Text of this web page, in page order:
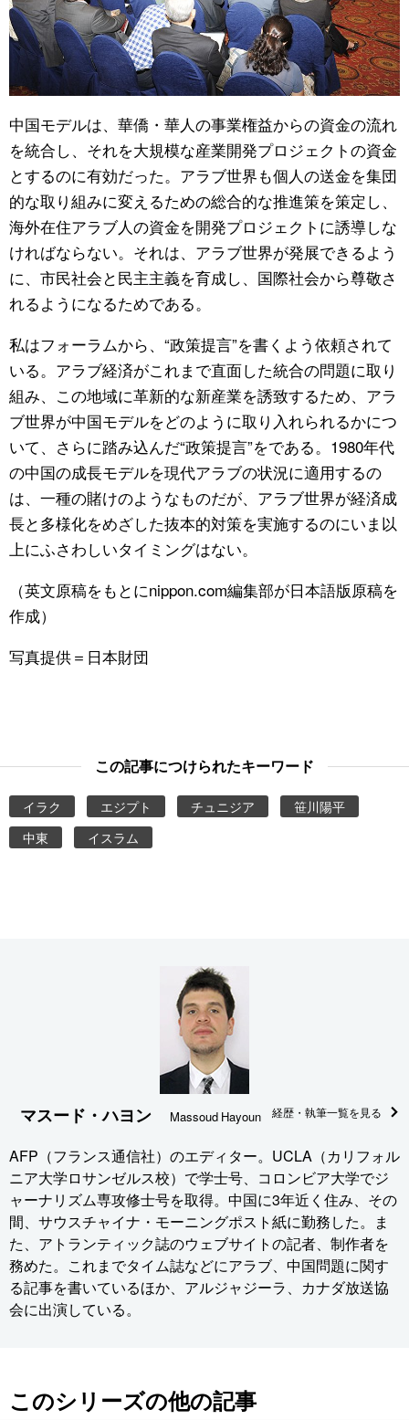
中国モデルは、華僑・華人の事業権益からの資金の流れ
を統合し、それを大規模な産業開発プロジェクトの資金
とするのに有効だった。アラブ世界も個人の送金を集団
的な取り組みに変えるための総合的な推進策を策定し、
海外在住アラブ人の資金を開発プロジェクトに誘導しな
ければならない。それは、アラブ世界が発展できるよう
に、市民社会と民主主義を育成し、国際社会から尊敬さ
れるようになるためである。
私はフォーラムから、“政策提言”を書くよう依頼されて
いる。アラブ経済がこれまで直面した統合の問題に取り
組み、この地域に革新的な新産業を誘致するため、アラ
ブ世界が中国モデルをどのように取り入れられるかにつ
いて、さらに踏み込んだ“政策提言”をである。1980年代
の中国の成長モデルを現代アラブの状況に適用するの
は、一種の賭けのようなものだが、アラブ世界が経済成
長と多様化をめざした抜本的対策を実施するのにいま以
上にふさわしいタイミングはない。
（英文原稿をもとにnippon.com編集部が日本語版原稿を
作成）
写真提供＝日本財団
この記事につけられたキーワード
イラク エジプト チュニジア
笹川陽平
中東
イスラム
マスード・ハヨン Massoud Hayoun 経歴・執筆一覧を見る
AFP（フランス通信社）のエディター。UCLA（カリフォル
ニア大学ロサンゼルス校）で学士号、コロンビア大学でジ
ャーナリズム専攻修士号を取得。中国に3年近く住み、その
間、サウスチャイナ・モーニングポスト紙に勤務した。ま
た、アトランティック誌のウェブサイトの記者、制作者を
務めた。これまでタイム誌などにアラブ、中国問題に関す
る記事を書いているほか、アルジャジーラ、カナダ放送協
会に出演している。
このシリーズの他の記事